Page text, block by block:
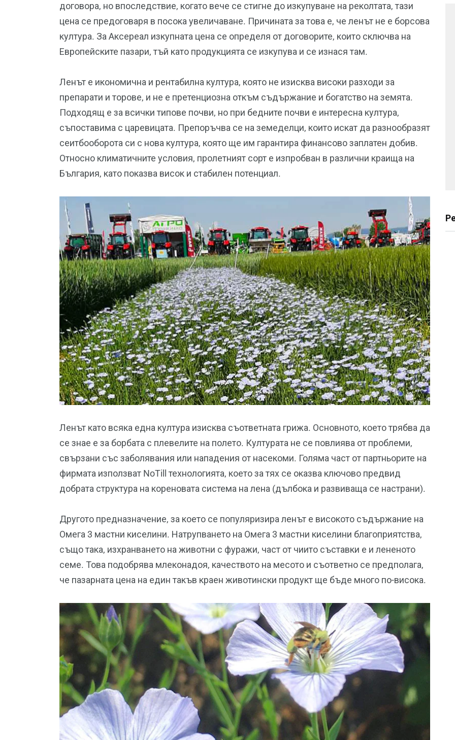
договора, но впоследствие, когато вече се стигне до изкупуване на реколтата, тази
цена се предоговаря в посока увеличаване. Причината за това е, че ленът не е борсова
култура. За Аксереал изкупната цена се определя от договорите, които сключва на
Европейските пазари, тъй като продукцията се изкупува и се изнася там.
Ленът е икономична и рентабилна култура, която не изисква високи разходи за
препарати и торове, и не е претенциозна откъм съдържание и богатство на земята.
Подходящ е за всички типове почви, но при бедните почви е интересна култура,
съпоставима с царевицата. Препоръчва се на земеделци, които искат да разнообразят
сеитбооборота си с нова култура, която ще им гарантира финансово заплатен добив.
Относно климатичните условия, пролетният сорт е изпробван в различни краища на
България, като показва висок и стабилен потенциал.
Ленът като всяка една култура изисква съответната грижа. Основното, което трябва да
се знае е за борбата с плевелите на полето. Културата не се повлиява от проблеми,
свързани със заболявания или нападения от насекоми. Голяма част от партньорите на
фирмата използват NoTill технологията, което за тях се оказва ключово предвид
добрата структура на кореновата система на лена (дълбока и развиваща се настрани).
Другото предназначение, за което се популяризира ленът е високото съдържание на
Омега 3 мастни киселини. Натрупването на Омега 3 мастни киселини благоприятства,
също така, изхранването на животни с фуражи, част от чиито съставки е и лененото
семе. Това подобрява млеконадоя, качеството на месото и съответно се предполага,
че пазарната цена на един такъв краен животински продукт ще бъде много по-висока.